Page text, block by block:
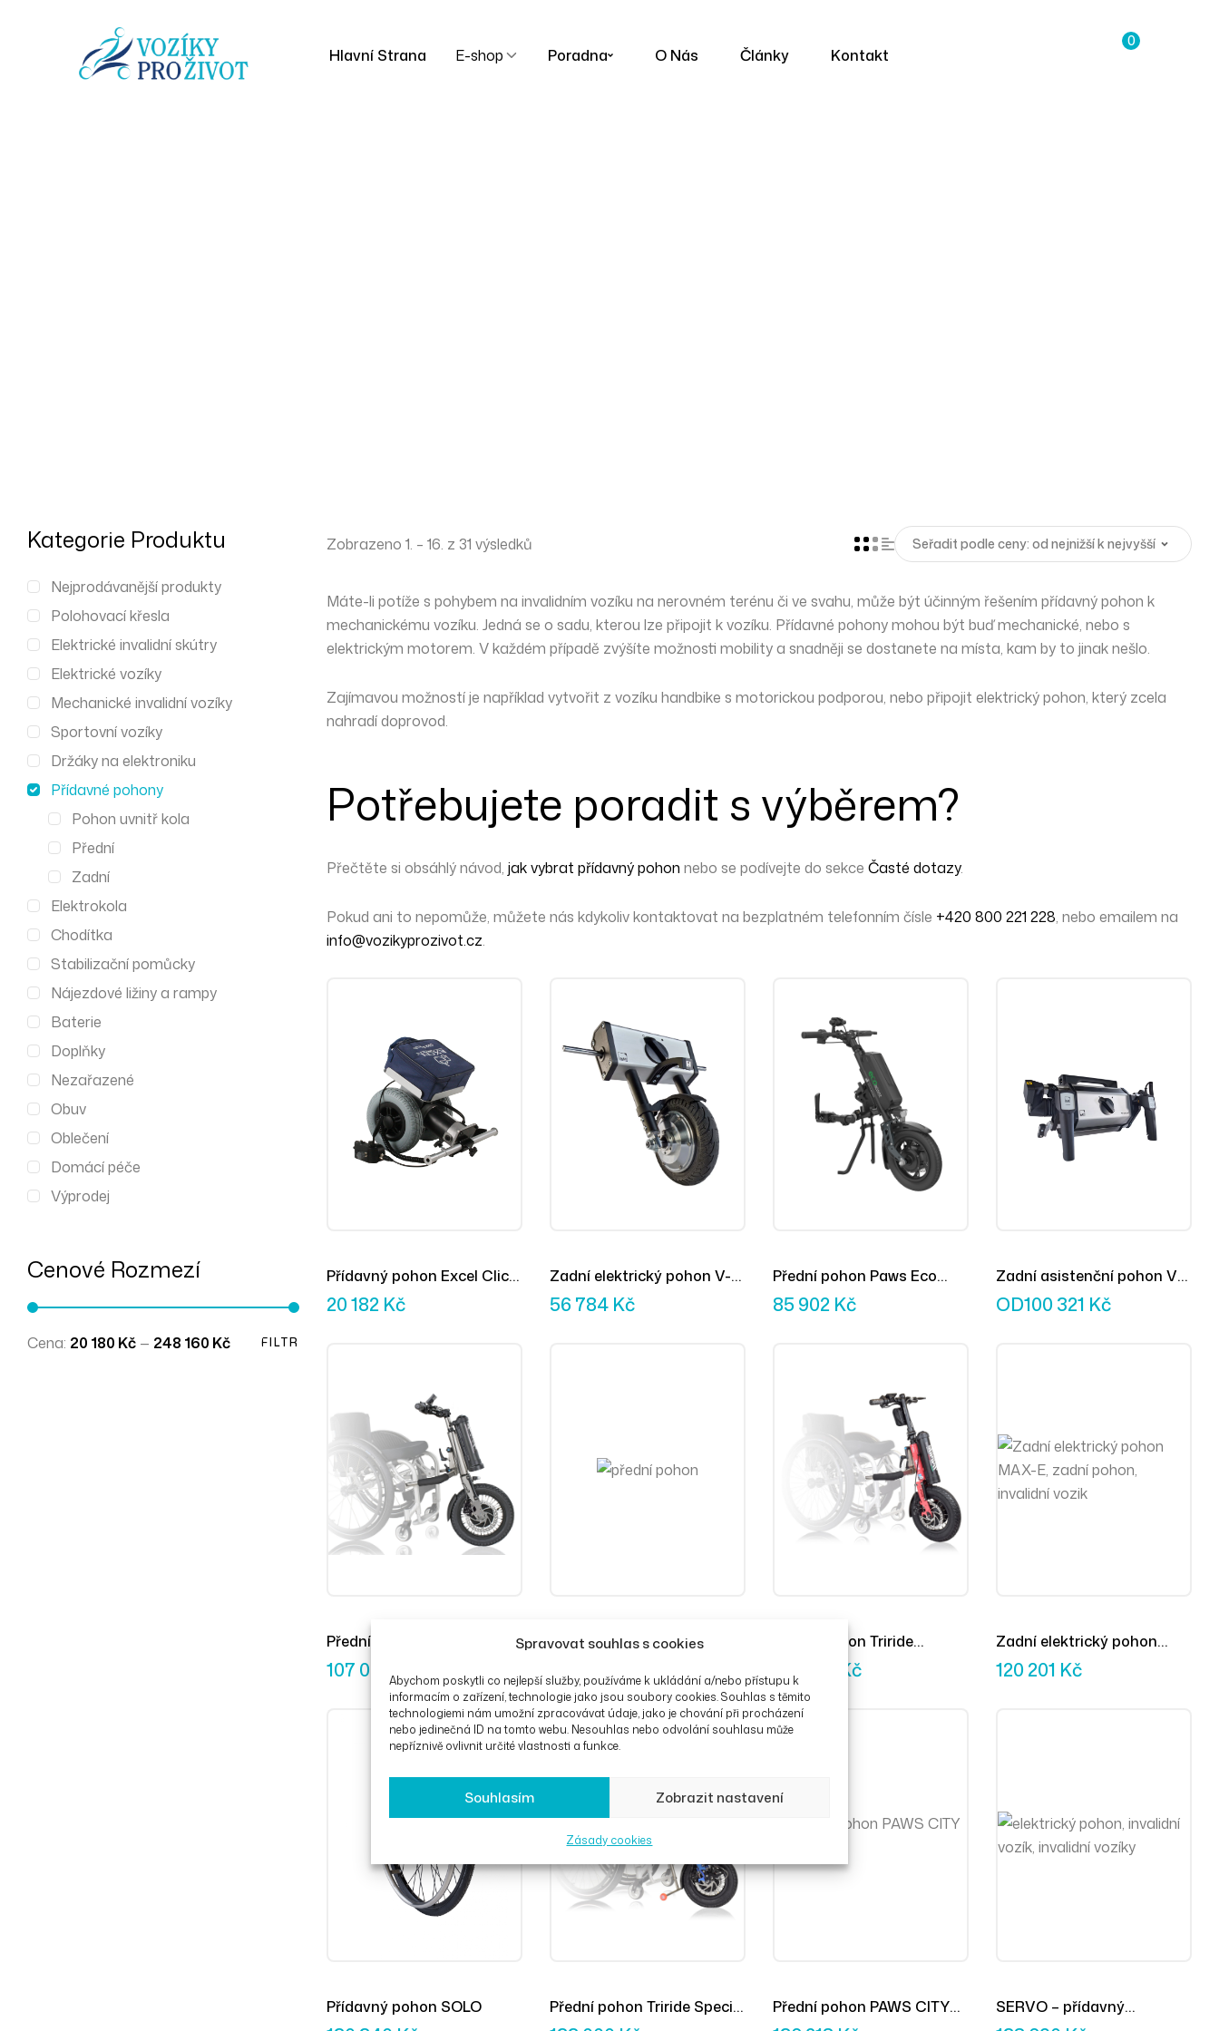
Spravovat souhlas s cookies
Abychom poskytli co nejlepší služby, používáme k ukládání a/nebo přístupu k
informacím o zařízení, technologie jako jsou soubory cookies. Souhlas s těmito
technologiemi nám umožní zpracovávat údaje, jako je chování při procházení
nebo jedinečná ID na tomto webu. Nesouhlas nebo odvolání souhlasu může
nepříznivě ovlivnit určité vlastnosti a funkce.
Souhlasím Zobrazit nastavení
Zásady cookies
Hlavní Strana E-shop Poradna O Nás Články Kontakt
0
Zobrazeno 1. – 16. z 31 výsledků
Máte-li potíže s pohybem na invalidním vozíku na nerovném terénu či ve svahu, může být účinným řešením přídavný pohon k
mechanickému vozíku. Jedná se o sadu, kterou lze připojit k vozíku. Přídavné pohony mohou být buďmechanické, nebo s
elektrickým motorem. V každém případě zvýšíte možnosti mobility a snadněji se dostanete na místa, kam by to jinak nešlo.
Zajímavou možností je například vytvořit z vozíku handbike s motorickou podporou, nebo připojit elektrický pohon, který zcela
nahradí doprovod.
Potřebujete poradit s výběrem?
Přečtěte si obsáhlý návod, jak vybrat přídavný pohon nebo se podívejte do sekce Časté dotazy.
Pokud ani to nepomůže, můžete nás kdykoliv kontaktovat na bezplatném telefonním čísle +420 800 221 228, nebo emailem na
info@vozikyprozivot.cz.
Přídavný pohon Excel Click
& Go Lite
20 182 Kč
Zadní elektrický pohon V-
MAX MINI
56 784 Kč
Přední pohon Paws Eco
Assist
85 902 Kč
Zadní asistenční pohon V-
MAX²
OD100 321 Kč
Přední pohon Triride Light
107 000Kč
Přední pohon Triride Kids
108 900 Kč
Přední pohon Triride
114 000 Kč
Zadní elektrický pohon
MAX-E
120 201 Kč
Přídavný pohon SOLO
Přední pohon Triride Special
Přední pohon PAWS CITY
SERVO – přídavný
Kategorie Produktu
Nejprodávanější produkty
Polohovací křesla
Elektrické invalidní skútry
Elektrické vozíky
Mechanické invalidní vozíky
Sportovní vozíky
Držáky na elektroniku
Přídavné pohony
Pohon uvnitř kola
Přední
Zadní
Elektrokola
Chodítka
Stabilizační pomůcky
Nájezdové ližiny a rampy
Baterie
Doplňky
Nezařazené
Obuv
Oblečení
Domácí péče
Výprodej
Cenové Rozmezí
FILTR
Cena: 20 180 Kč — 248 160 Kč